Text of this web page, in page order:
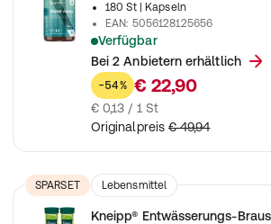
180 St
| Kapseln
EAN: 5056128125656
Verfügbar
11 in 1 Komplex für 3 Monate - Mit
Bei 2 Anbietern erhältlich
-54% € 22,90
€ 0,13 / 1 St
Originalpreis € 49,94
SPARSET
Lebensmittel
Nahrungsergänzungsmittel
Kneipp® Entwässerungs-